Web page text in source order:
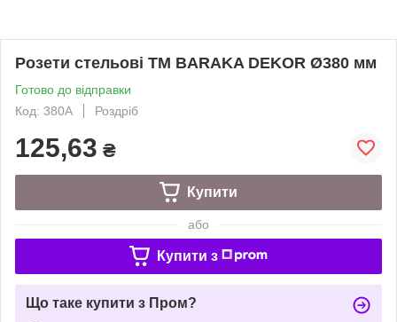
Розети стельові TM BARAKA DEKOR Ø380 мм
Готово до відправки
Код: 380А
Роздріб
125,63 ₴
Купити
або
Купити з
Що таке купити з Пром?